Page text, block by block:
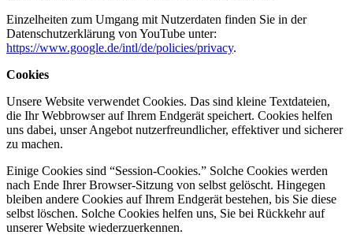
Einzelheiten zum Umgang mit Nutzerdaten finden Sie in der
Datenschutzerklärung von YouTube unter:
https://www.google.de/intl/de/policies/privacy.
Cookies
Unsere Website verwendet Cookies. Das sind kleine Textdateien,
die Ihr Webbrowser auf Ihrem Endgerät speichert. Cookies helfen
uns dabei, unser Angebot nutzerfreundlicher, effektiver und sicherer
zu machen.
Einige Cookies sind “Session-Cookies.” Solche Cookies werden
nach Ende Ihrer Browser-Sitzung von selbst gelöscht. Hingegen
bleiben andere Cookies auf Ihrem Endgerät bestehen, bis Sie diese
selbst löschen. Solche Cookies helfen uns, Sie bei Rückkehr auf
unserer Website wiederzuerkennen.